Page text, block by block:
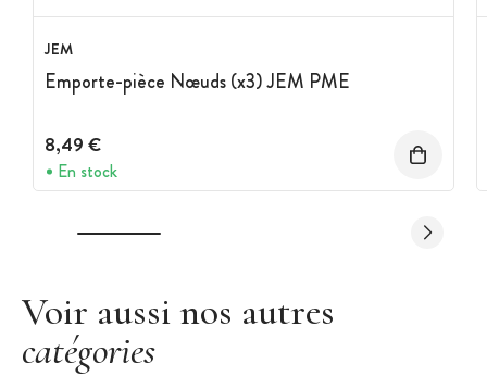
JEM
Emporte-pièce Nœuds (x3) JEM PME
8,49 €
En stock
Voir aussi nos autres
catégories